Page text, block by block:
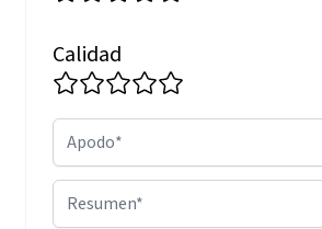
Calidad
Apodo
Resumen